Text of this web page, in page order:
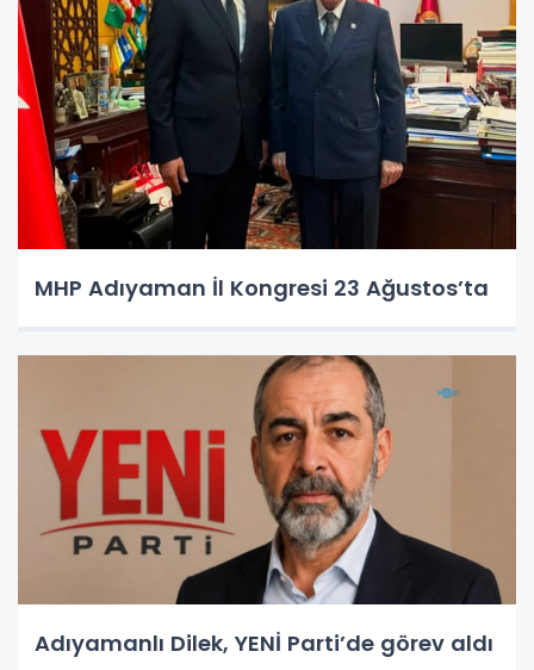
MHP Adıyaman İl Kongresi 23 Ağustos’ta
Adıyamanlı Dilek, YENİ Parti’de görev aldı